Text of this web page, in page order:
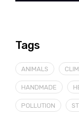
Tags
ANIMALS
HANDMADE
POLLUTION